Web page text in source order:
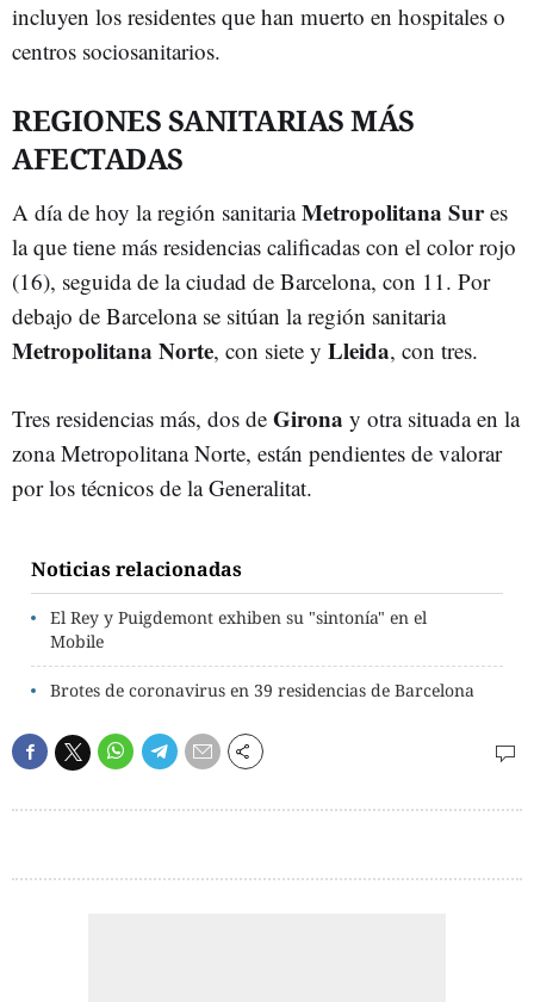
incluyen los residentes que han muerto en hospitales o
centros sociosanitarios.
REGIONES SANITARIAS MÁS
AFECTADAS
A día de hoy la región sanitariaMetropolitana Sures
la que tiene más residencias calificadas con el color rojo
(16), seguida de la ciudad de Barcelona, con 11. Por
debajo de Barcelona se sitúan la región sanitaria
Metropolitana Norte, con siete y Lleida, con tres.
Tres residencias más, dos de Girona y otra situada en la
zona Metropolitana Norte, están pendientes de valorar
por los técnicos de la Generalitat.
Noticias relacionadas
El Rey y Puigdemont exhiben su "sintonía" en el
Mobile
Brotes de coronavirus en 39 residencias de Barcelona